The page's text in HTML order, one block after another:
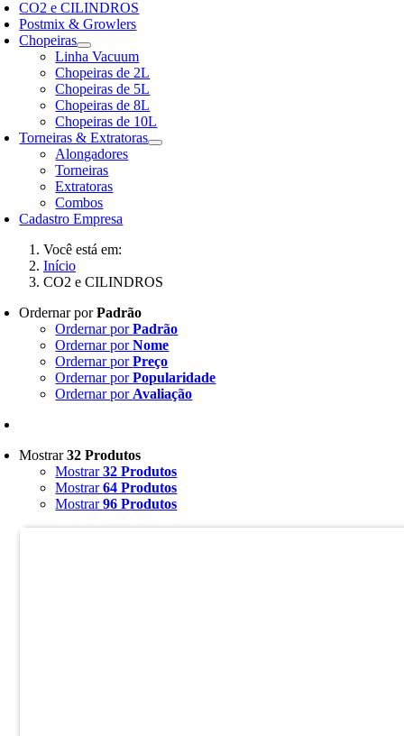
CO2 e CILINDROS
Postmix & Growlers
Chopeiras
Linha Vacuum
Chopeiras de 2L
Chopeiras de 5L
Chopeiras de 8L
Chopeiras de 10L
Torneiras & Extratoras
Alongadores
Torneiras
Extratoras
Combos
Cadastro Empresa
Você está em:
Início
CO2 e CILINDROS
Ordernar porPadrão
Ordernar porPadrão
Ordernar porNome
Ordernar porPreço
Ordernar porPopularidade
Ordernar por Avaliação
Mostrar32 Produtos
Mostrar32 Produtos
Mostrar64 Produtos
Mostrar96 Produtos